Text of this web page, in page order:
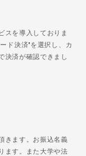
スを導入しておりま
ド決済"を選択し、カ
決済が確認できまし
きます。お振込名義
ます。また大学や法